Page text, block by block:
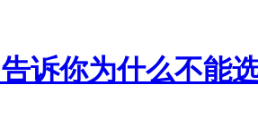
诉你为什么不能